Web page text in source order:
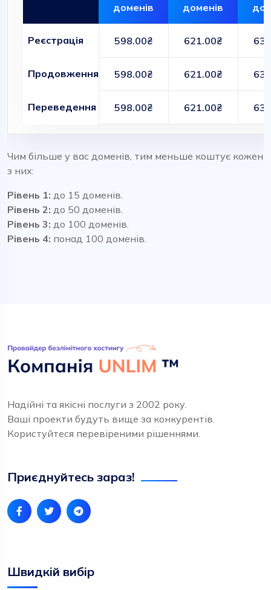
доменів
доменів
Реєстрація 598.00₴ 621.00₴
Продовження 598.00₴ 621.00₴
Переведення 598.00₴ 621.00₴
Чим більше у вас доменів, тим меньше коштує кожен
з них:
Рівень 1: до 15 доменів.
Рівень 2: до 50 доменів.
Рівень 3: до 100 доменів.
Рівень 4: понад 100 доменів.
Надійні та якісні послуги з 2002 року.
Ваші проекти будуть вище за конкурентів.
Користуйтеся перевіреними рішеннями.
Приєднуйтесь зараз!
Швидкій вибір